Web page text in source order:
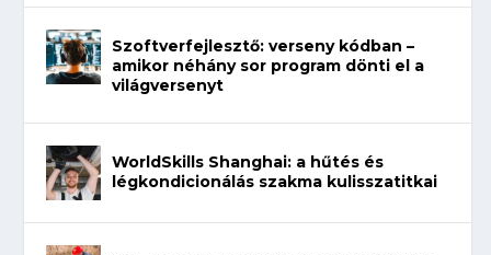
Szoftverfejlesztő: verseny kódban –
amikor néhány sor program dönti el a
világversenyt
WorldSkills Shanghai: a hűtés és
légkondicionálás szakma kulisszatitkai